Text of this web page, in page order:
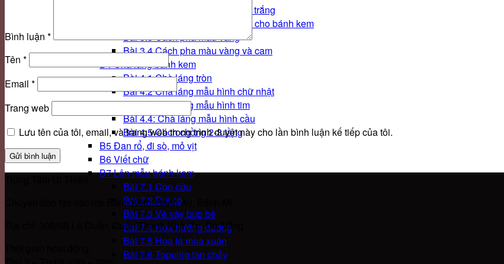
Bài 3.1 Cách trộn màu với kem trắng
Bài 3.2: Cách pha màu xanh lá cho bánh kem
Bài 3.3 Cách pha màu vàng
Bài 3.4 Cách pha màu vàng và cam
B4 Chà láng bánh kem
Bài 4.1 Chà láng tròn
Bài 4.2 Chà láng mẫu hình chữ nhật
Bài 4.3 Chà láng mẫu hình tim
Bài 4.4: Chà láng mẫu hình cầu
Bài 4.5 Cách chồng 2-3 tầng
B5 Đan rổ, đi sò, mỏ vịt
B6 Viết chữ
B7 Lên mẫu bánh kem
Bài 7.1 Con cừu
Bài 7.2 Đui sò
Bài 7.3 Vẽ váy búp bê
Bài 7.4 Hoa hướng dương
Bài 7.5 Hoa lá mùa xuân
Bài 7.6 Topping tan chảy
Bình luận *
Tên *
Email *
Trang web
Lưu tên của tôi, email, và trang web trong trình duyệt này cho lần bình luận kế tiếp của tôi.
Chuyên đào tạo các lớp Bánh Kem, Bánh Âu, Bánh Mì.
Địa chỉ: 308/6B Lê Duẩn, Quận Thanh Khê, Tp. Đà Nẵng